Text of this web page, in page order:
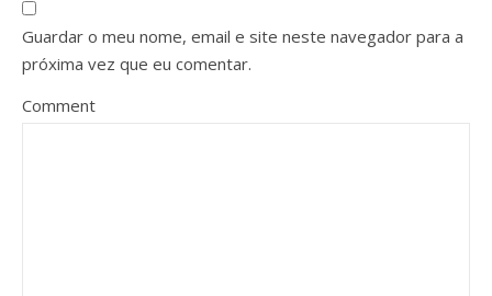
Guardar o meu nome, email e site neste navegador para a
próxima vez que eu comentar.
Comment